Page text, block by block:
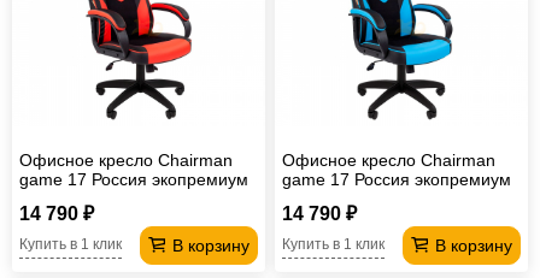
Офисное кресло Chairman
game 17 Россия экопремиум
14 790 ₽
В корзину
Купить в 1 клик
Офисное кресло Chairman
game 17 Россия экопремиум
14 790 ₽
В корзину
Купить в 1 клик